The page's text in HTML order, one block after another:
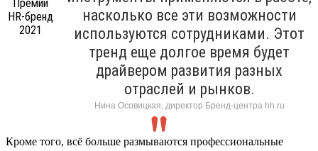
насколько все эти возможности
используются сотрудниками. Этот
тренд еще долгое время будет
драйвером развития разных
отраслей и рынков.
Нина Осовицкая, директор Бренд-центра hh.ru
Кроме того, всё больше размываются профессиональные